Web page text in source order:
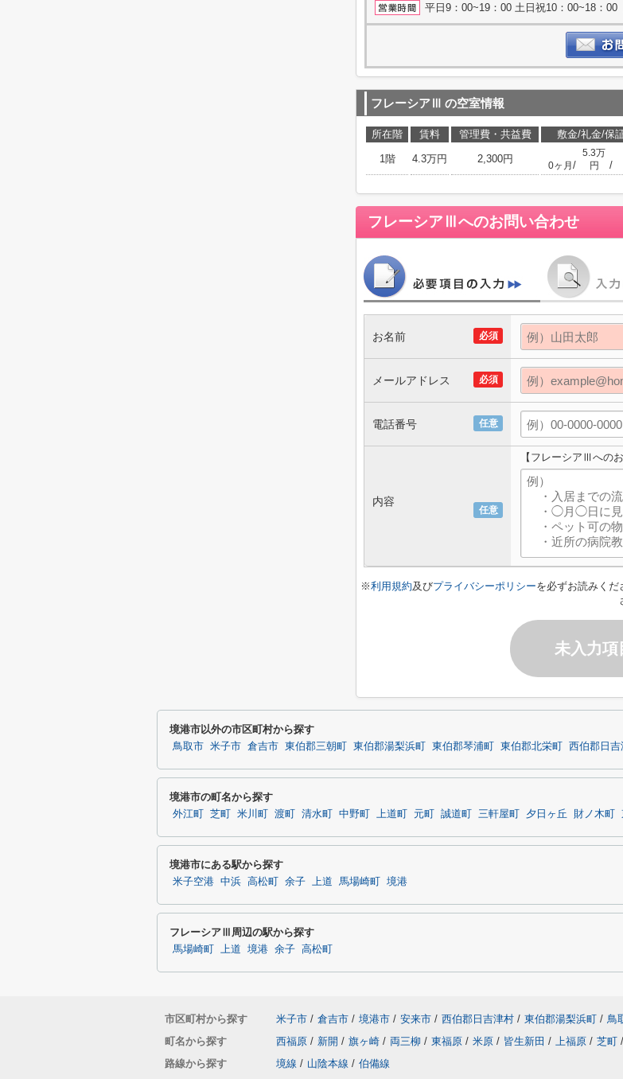
平日9：00~19：00 土日祝10：00~18：
フレーシアⅢ の空室情報
所在階 賃料 管理費・共益費 敷金/礼金/保
1階
4.3万円 2,300円
0ヶ月 /
5.3万
円
/
フレーシアⅢ へのお問い合わせ
必須
お名前
必須
メールアドレス
任意
電話番号
任意
内容
【フレーシアⅢへの
※利用規約及びプライバシーポリシーを必ずお読みく
未入力項
境港市以外の市区町村から探す
鳥取市 米子市 倉吉市 東伯郡三朝町 東伯郡湯梨浜町 東伯郡琴浦町 東伯郡北栄町 西伯郡日吉
境港市の町名から探す
外江町 芝町 米川町 渡町 清水町 中野町 上道町 元町 誠道町 三軒屋町 夕日ヶ丘 財ノ木町
境港市にある駅から探す
米子空港 中浜 高松町 余子 上道 馬場崎町 境港
フレーシアⅢ周辺の駅から探す
馬場崎町 上道 境港 余子 高松町
市区町村から探す 米子市 / 倉吉市 / 境港市 / 安来市 / 西伯郡日吉津村 / 東伯郡湯梨浜町 / 鳥
町名から探す
西福原 / 新開 / 旗ヶ崎 / 両三柳 / 東福原 / 米原 / 皆生新田 / 上福原 / 芝町 /
路線から探す
境線 / 山陰本線 / 伯備線